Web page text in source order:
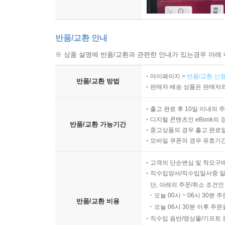
반품/교환 안내
※ 상품 설명에 반품/교환과 관련한 안내가 있는경우 아
반품/교환 방법
마이페이지 > 반품/교환 신
판매자 배송 상품은 판매자
반품/교환 가능기간
출고 완료 후 10일 이내의
디지털 콘텐츠인 eBook의
중고상품의 경우 출고 완료
모바일 쿠폰의 경우 유효기
반품/교환 비용
고객의 단순변심 및 착오구
직수입양서/직수입일서중
단, 아래의 주문/취소 조건
오늘 00시 ~ 06시 30분
오늘 06시 30분 이후 주
직수입 음반/영상물/기프트